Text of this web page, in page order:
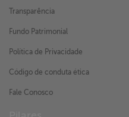
Transparência
Fundo Patrimonial
Política de Privacidade
Código de conduta ética
Fale Conosco